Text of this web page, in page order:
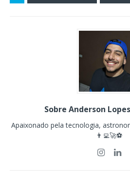
Sobre Anderson Lopes
Apaixonado pela tecnologia,
👨‍💻🚀⚽